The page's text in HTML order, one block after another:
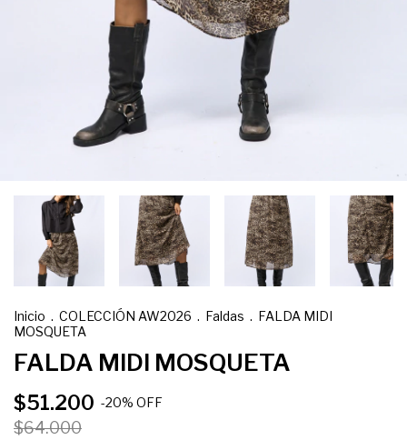
Inicio . COLECCIÓN AW2026 . Faldas . FALDA MIDI
MOSQUETA
FALDA MIDI MOSQUETA
$51.200 -20% OFF
$64.000